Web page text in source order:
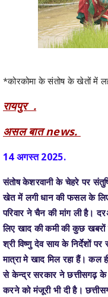
*कोरकोमा के संतोष के खेतों में
रायपुर .
असल बात news.
14 अगस्त 2025.
संतोष केशरवानी के चेहरे पर
खेत में लगी धान की फसल के
परिवार ने चैन की मांग ली है।
लिए खाद की कमी की कुछ खबरों
श्री विष्णु देव साय के निर्देशों
मात्रा मे खाद मिल रहा हैं। कल
से केन्द्र सरकार ने छत्तीसगढ़ के
करने को मंजूरी भी दी है।